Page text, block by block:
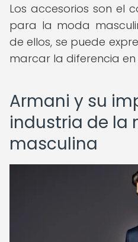
Los accesorios son el
para la moda
de ellos, se puede
marcar la diferencia
Armani y su
industria de la
masculina